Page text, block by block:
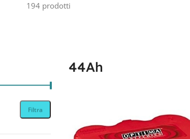
194 prodotti
Filtra
44Ah